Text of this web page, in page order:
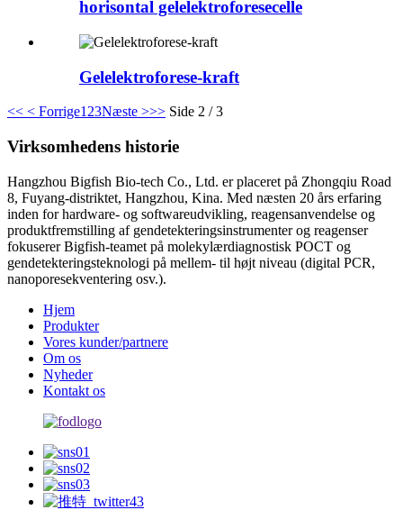
horisontal gelelektroforesecelle
Gelelektroforese-kraft
<< < Forrige1 23Næste >>> Side 2 / 3
Virksomhedens historie
Hangzhou Bigfish Bio-tech Co., Ltd. er placeret på Zhongqiu Road
8, Fuyang-distriktet, Hangzhou, Kina. Med næsten 20 års erfaring
inden for hardware- og softwareudvikling, reagensanvendelse og
produktfremstilling af gendetekteringsinstrumenter og reagenser
fokuserer Bigfish-teamet på molekylærdiagnostisk POCT og
gendetekteringsteknologi på mellem- til højt niveau (digital PCR,
nanoporesekventering osv.).
Hjem
Produkter
Vores kunder/partnere
Om os
Nyheder
Kontakt os